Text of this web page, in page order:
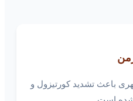
باعث تشدید کورتيزول و